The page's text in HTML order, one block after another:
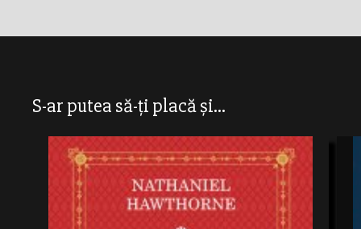
S-ar putea să-ți placă și...